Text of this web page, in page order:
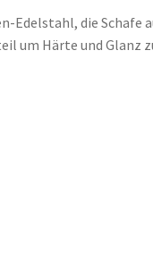
Edelstahl, die Schafe
um Härte und Glanz